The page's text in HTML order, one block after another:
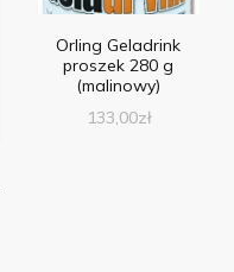
Orling Geladrink
proszek 280 g
(malinowy)
133,00zł